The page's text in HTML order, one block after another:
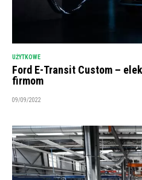
UŻYTKOWE
Ford E-Transit Custom –
firmom
09/09/2022